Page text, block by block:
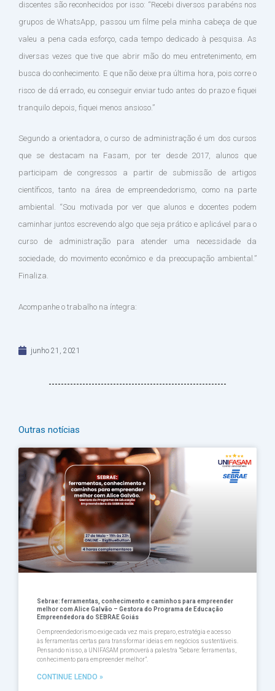
discentes são reconhecidos por isso: “Recebi diversos parabéns nos
grupos de WhatsApp, passou um filme pela minha cabeça de que
valeu a pena cada esforço, cada tempo dedicado à pesquisa. As
diversas vezes que tive que abrir mão do meu entretenimento, em
busca do conhecimento. E que não deixe pra última hora, pois corre o
risco de dá errado, eu conseguir enviar tudo antes do prazo e fiquei
tranquilo depois, fiquei menos ansioso.”
Segundo a orientadora, o curso de administração é um dos cursos
que se destacam na Fasam, por ter desde 2017, alunos que
participam de congressos a partir de submissão de artigos
científicos, tanto na área de empreendedorismo, como na parte
ambiental. “Sou motivada por ver que alunos e docentes podem
caminhar juntos escrevendo algo que seja prático e aplicável para o
curso de administração para atender uma necessidade da
sociedade, do movimento econômico e da preocupação ambiental.”
Finaliza.
Acompanhe o trabalho na íntegra:
junho 21, 2021
Outras notícias
Sebrae: ferramentas, conhecimento e caminhos para empreender
melhor com Alice Galvão – Gestora do Programa de Educação
Empreendedora do SEBRAE Goiás
O empreendedorismo exige cada vez mais preparo, estratégia e acesso
às ferramentas certas para transformar ideias em negócios sustentáveis.
Pensando nisso, a UNIFASAM promoverá a palestra ”Sebare: ferramentas,
conhecimento para empreender melhor”.
CONTINUE LENDO »
PáginaPágina
PáginaPáginaPágina